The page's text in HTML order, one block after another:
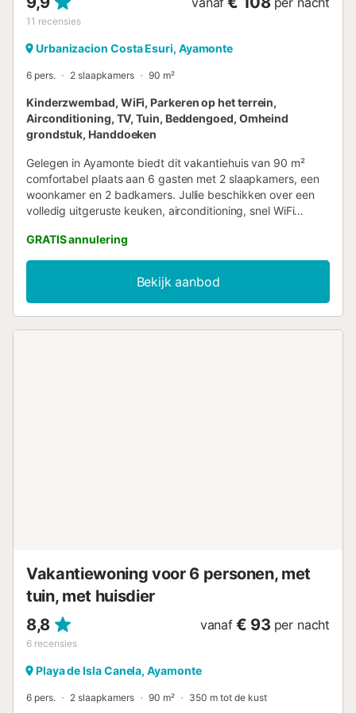
11 recensies
Urbanizacion Costa Esuri, Ayamonte
6 pers. 2 slaapkamers 90 m²
Kinderzwembad, WiFi, Parkeren op het terrein,
Airconditioning, TV, Tuin, Beddengoed, Omheind
grondstuk, Handdoeken
Gelegen in Ayamonte biedt dit vakantiehuis van 90 m²
comfortabel plaats aan 6 gasten met 2 slaapkamers, een
woonkamer en 2 badkamers. Jullie beschikken over een
volledig uitgeruste keuken, airconditioning, snel WiFi
wasmachine en een aparte werkplek. Er is huisgemaakte
olijfolie, lokaal geteelde kruiden, strandhanddoeken, en
speelgoed en boeken voor kinderen aanwezig. Geniet
buiten van jullie privé onoverdekte terras en 2 privé
balkons met uitzicht op de bergen. Het gedeelde
GRATIS annulering
Bekijk aanbod
Vakantiewoning voor 6 personen, met
tuin, met huisdier
8,8
6 recensies
vanaf € 93 per nacht
Playa de Isla Canela, Ayamonte
6 pers. 2 slaapkamers 90 m² 350 m tot de kust